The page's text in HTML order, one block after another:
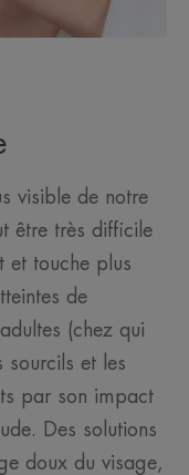
visible de notre
être très difficile
et touche plus
de
(chez qui
sourcils et les
par son impact
Des solutions
doux du visage,